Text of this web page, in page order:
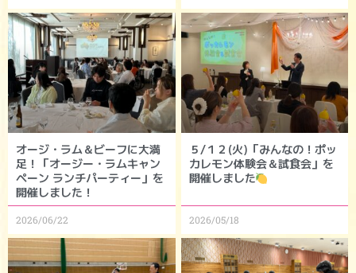
オージ・ラム＆ビーフに大満
足！「オージー・ラムキャン
ペーン ランチパーティー」を
開催しました！
2026/06/22
５/１２(火)「みんなの！ポッ
カレモン体験会＆試食会」を
開催しました
2026/05/18